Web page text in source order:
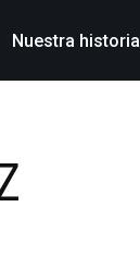
Nuestra historia